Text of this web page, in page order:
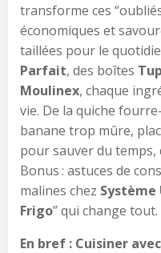
transforme ces
économiques et
taillées pour le
Parfait, des boîtes
Moulinex, chaque
vie. De la quiche
banane trop mûre,
pour sauver du temps,
Bonus : astuces de
malines chez Système
Frigo” qui change tout.
En bref : Cuisiner